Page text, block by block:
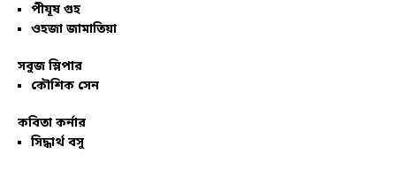
পীযূষ গুহ
ওহজা জামাতিয়া
সবুজ স্লিপার
কৌশিক সেন
কবিতা কর্নার
সিদ্ধার্থ বসু